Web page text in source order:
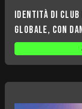
Identità di
globale, con